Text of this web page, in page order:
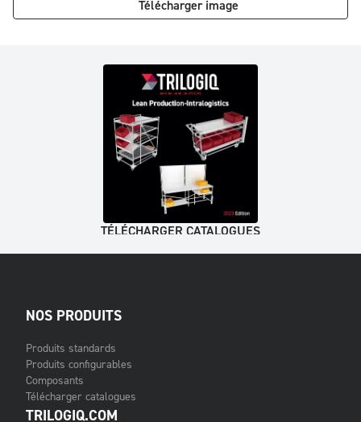
Télécharger image
TÉLÉCHARGER CATALOGUES
NOS PRODUITS
Produits standards
Produits configurables
Composants
Télécharger catalogues
TRILOGIQ.COM